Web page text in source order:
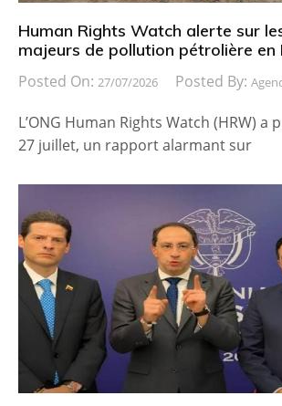
Human Rights Watch alerte sur
majeurs de pollution pétrolière en
Posted On: 27/07/2026 Posted By:
L’ONG Human Rights Watch (HRW) a
27 juillet, un rapport alarmant sur